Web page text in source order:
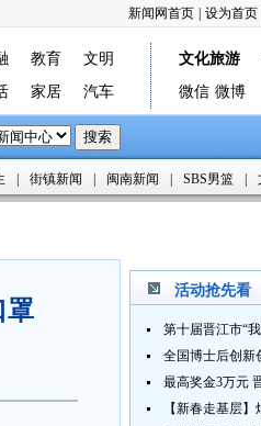
设为首页
新闻网首页
教育
文明
家居 汽车
文化旅游
微信 微博
街镇新闻 闽南新闻 SBS男篮
罩
活动抢先看
【新春走基层